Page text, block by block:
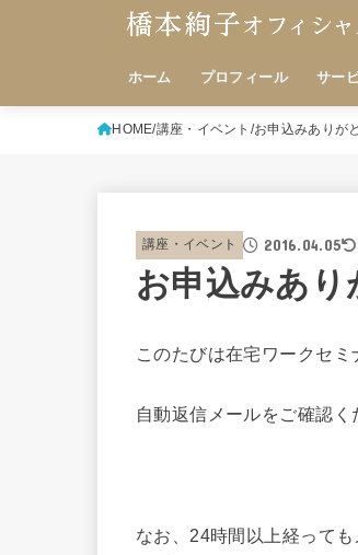
ホーム プロフィール サー
HOME 講座・イベント お申込みありが
講座・イベント 2016.04.05
お申込みあり
このたびは在宅ワークセミ
自動返信メールをご確認く
なお、24時間以上経って